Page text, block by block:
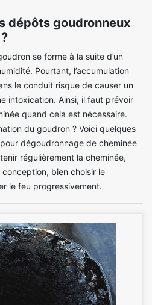
dépôts goudronneux
se forme à la suite d’un
Pourtant, l’accumulation
le conduit risque de causer un
intoxication. Ainsi, il faut prévoir
quand cela est nécessaire.
du goudron ? Voici quelques
dégoudronnage de cheminée
régulièrement la cheminée,
bien choisir le
le feu progressivement.